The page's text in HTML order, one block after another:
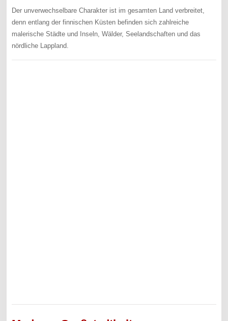
Der unverwechselbare Charakter ist im gesamten Land verbreitet,
denn entlang der finnischen Küsten befinden sich zahlreiche
malerische Städte und Inseln, Wälder, Seelandschaften und das
nördliche Lappland.